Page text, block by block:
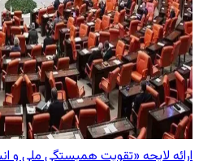
ارائه لایحه «تقویت همبستگی ملی و